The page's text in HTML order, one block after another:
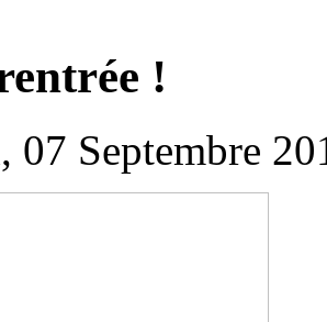
!
07 Septembre